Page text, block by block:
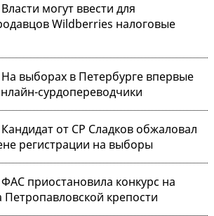
Власти могут ввести для
Wildberries налоговые
На выборах в Петербурге впервые
сурдопереводчики
Кандидат от СР Сладков обжаловал
регистрации на выборы
ФАС приостановила конкурс на
крепости